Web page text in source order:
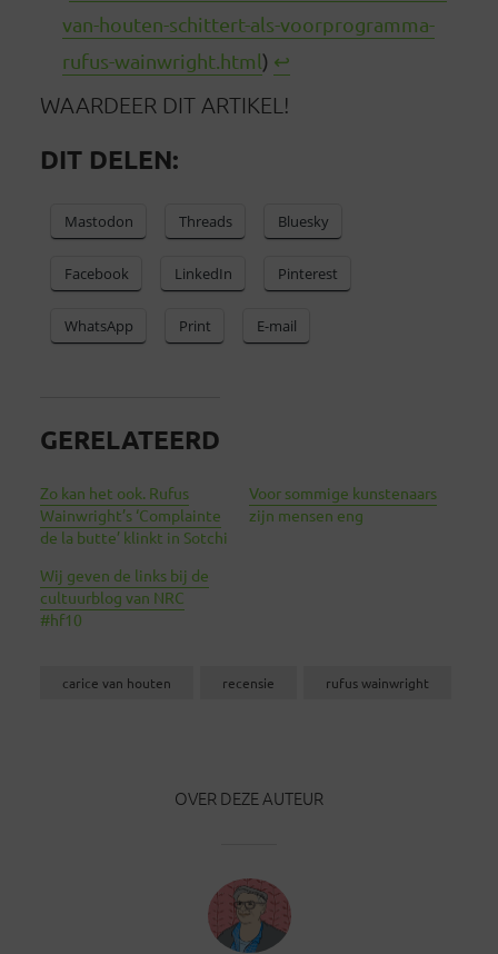
van-houten-schittert-als-voorprogramma-
rufus-wainwright.html) ↩︎
WAARDEER DIT ARTIKEL!
DIT DELEN:
Mastodon Threads Bluesky
Facebook LinkedIn Pinterest
WhatsApp Print E-mail
GERELATEERD
Zo kan het ook. Rufus
Wainwright’s ‘Complainte
de la butte’ klinkt in Sotchi
Voor sommige kunstenaars
zijn mensen eng
Wij geven de links bij de
cultuurblog van NRC
#hf10
carice van houten recensie rufus wainwright
OVER DEZE AUTEUR